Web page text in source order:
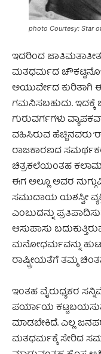
photo Courtesy: Star
ಇದರಿಂದ
ಮತಧರ್ಮದ
ಅಯುರ್ವೇದ ಕುರಿತಾಗಿ
ಗಮನಿಸಬಹುದು. ಇದಕ್ಕೆ
ಗುರುವರ್ಗಗಳು
ವಹಿಸಿರುವ ಹೆಚ್ಚಿನವರು
ರಾಜಕಾರಣದ
ಚಿತ್ರಕಲೆಯಂತಹ
ಈಗ ಅಲ್ಲೂ ಅವರ
ಸಮುದಾಯ ಯಶಸ್ವೀ
ಎಂಬುದನ್ನು
ಆಸುಪಾಸು
ಮನೋಧರ್ಮವನ್ನು
ರಾಷ್ಟ್ರೀಯತೆಗೆ ತಮ್ಮ
ಇಂತಹ ವೈರುಧ್ಯಕರ
ಪರ್ಯಾಯ
ಮಾಡಬೇಕಿದೆ. ಎಲ್ಲ
ಮತಧರ್ಮಕ್ಕೆ ಸೇರಿದ